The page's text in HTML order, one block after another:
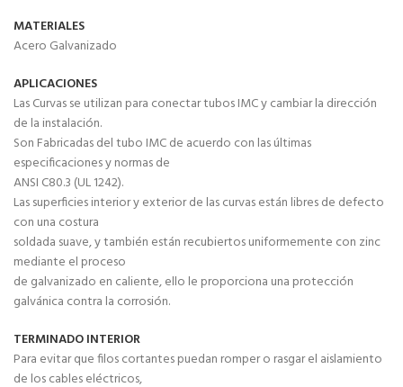
MATERIALES
Acero Galvanizado
APLICACIONES
Las Curvas se utilizan para conectar tubos IMC y cambiar la dirección
de la instalación.
Son Fabricadas del tubo IMC de acuerdo con las últimas
especificaciones y normas de
ANSI C80.3 (UL 1242).
Las superficies interior y exterior de las curvas están libres de defecto
con una costura
soldada suave, y también están recubiertos uniformemente con zinc
mediante el proceso
de galvanizado en caliente, ello le proporciona una protección
galvánica contra la corrosión.
TERMINADO INTERIOR
Para evitar que filos cortantes puedan romper o rasgar el aislamiento
de los cables eléctricos,